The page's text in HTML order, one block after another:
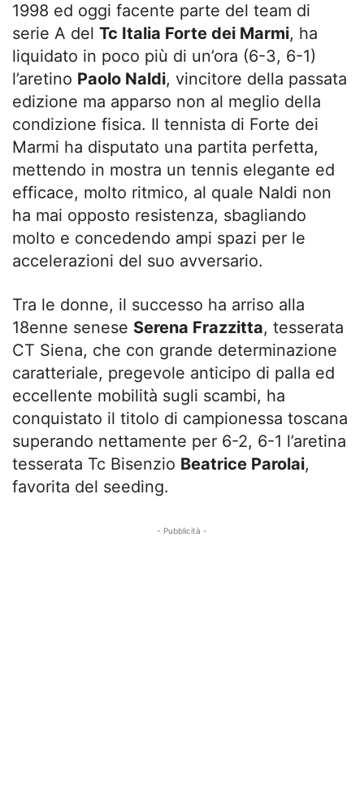
1998 ed oggi facente parte del team di
serie A del Tc Italia Forte dei Marmi, ha
liquidato in poco più di un’ora (6-3, 6-1)
l’aretino Paolo Naldi, vincitore della passata
edizione ma apparso non al meglio della
condizione fisica. Il tennista di Forte dei
Marmi ha disputato una partita perfetta,
mettendo in mostra un tennis elegante ed
efficace, molto ritmico, al quale Naldi non
ha mai opposto resistenza, sbagliando
molto e concedendo ampi spazi per le
accelerazioni del suo avversario.
Tra le donne, il successo ha arriso alla
18enne senese Serena Frazzitta, tesserata
CT Siena, che con grande determinazione
caratteriale, pregevole anticipo di palla ed
eccellente mobilità sugli scambi, ha
conquistato il titolo di campionessa toscana
superando nettamente per 6-2, 6-1 l’aretina
tesserata Tc Bisenzio Beatrice Parolai,
favorita del seeding.
- Pubblicità -